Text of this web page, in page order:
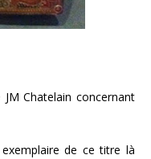
Chatelain concernant
exemplaire de ce titre là